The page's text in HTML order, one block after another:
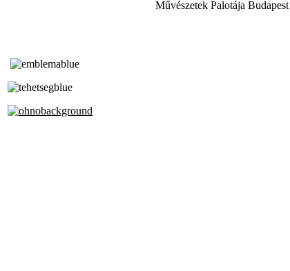
Művészetek Palotája Budapest